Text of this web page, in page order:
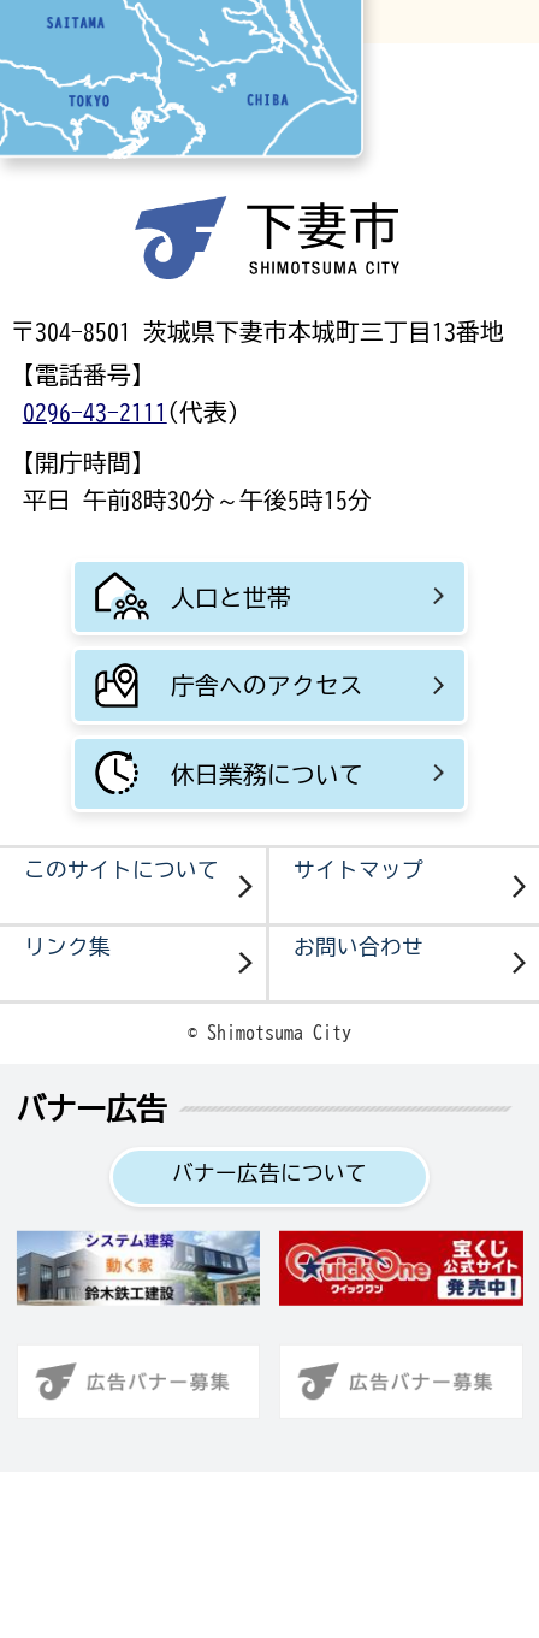
〒304-8501 茨城県下妻市本城町三丁目13番地
【電話番号】
0296-43-2111 (代表)
【開庁時間】
平日 午前8時30分～午後5時15分
人口と世帯
庁舎へのアクセス
休日業務について
このサイトについて サイトマップ
リンク集 お問い合わせ
© Shimotsuma City
バナー広告
バナー広告について